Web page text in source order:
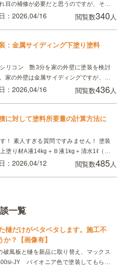
目の補修が必要だと思うのですが、その
何を使用すればいいのでしょうか？ 塗装
：2026,04/16 閲覧数340人
：金属サイディング下塗り塗料
リコン 艶3分を家の外壁に塗装を検討
家の外壁は金属サイディングですが、下
エスケ化学の下塗りシーラーで大丈夫でし
：2026,04/16 閲覧数436人
に対して塗料所要量の計算方法に
！ 素人すぎる質問ですみません！ 塗装
塗り材A液14kg＋Ｂ液1kg＋清水1ℓ（計
要量の「0.3kg」は、A液＋
：2026,04/12 閲覧数485人
一覧
樋だけがベタベタします。施工不
か？【画像有】
破風板と樋を新品に取り替え、マックス
JY パイオニア色で塗装してもらい